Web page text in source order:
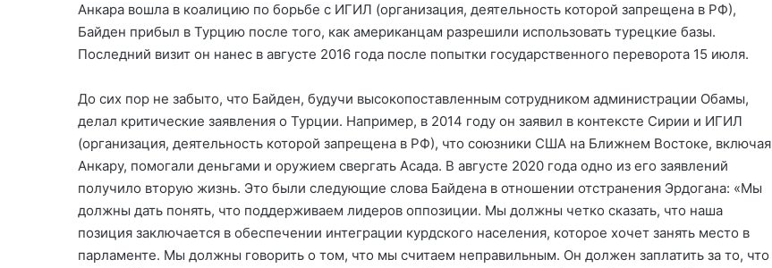
Анкара вошла в коалицию по борьбе с ИГИЛ (организация, деятельность которой запрещена в РФ),
Байден прибыл в Турцию после того, как американцам разрешили использовать турецкие базы.
Последний визит он нанес в августе 2016 года после попытки государственного переворота 15 июля.
До сих пор не забыто, что Байден, будучи высокопоставленным сотрудником администрации Обамы,
делал критические заявления о Турции. Например, в 2014 году он заявил в контексте Сирии и ИГИЛ
(организация, деятельность которой запрещена в РФ), что союзники США на Ближнем Востоке, включая
Анкару, помогали деньгами и оружием свергать Асада. В августе 2020 года одно из его заявлений
получило вторую жизнь. Это были следующие слова Байдена в отношении отстранения Эрдогана: «Мы
должны дать понять, что поддерживаем лидеров оппозиции. Мы должны четко сказать, что наша
позиция заключается в обеспечении интеграции курдского населения, которое хочет занять место в
парламенте. Мы должны говорить о том, что мы считаем неправильным. Он должен заплатить за то, что